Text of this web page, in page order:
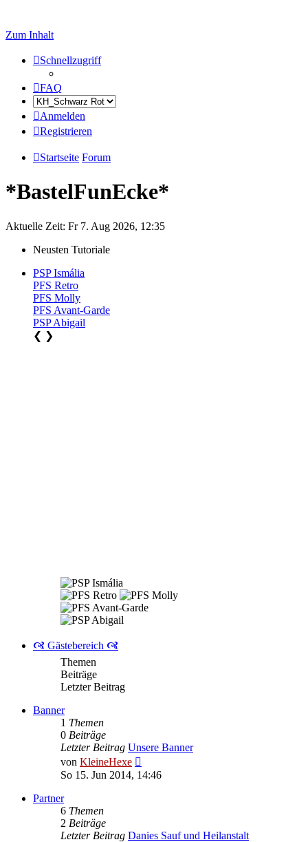
Zum Inhalt
Schnellzugriff
FAQ
Anmelden
Registrieren
Startseite Forum
*BastelFunEcke*
Aktuelle Zeit: Fr 7. Aug 2026, 12:35
Neusten Tutoriale
PSP Ismália
PFS Retro
PFS Molly
PFS Avant-Garde
PSP Abigail
❮ ❯
🙧 Gästebereich 🙧
Themen
Beiträge
Letzter Beitrag
Banner
1 Themen
0 Beiträge
Letzter Beitrag Unsere Banner
von KleineHexe
Beitrag
So 15. Jun 2014, 14:46
Partner
6 Themen
2 Beiträge
Letzter Beitrag Danies Sauf und Heilanstalt